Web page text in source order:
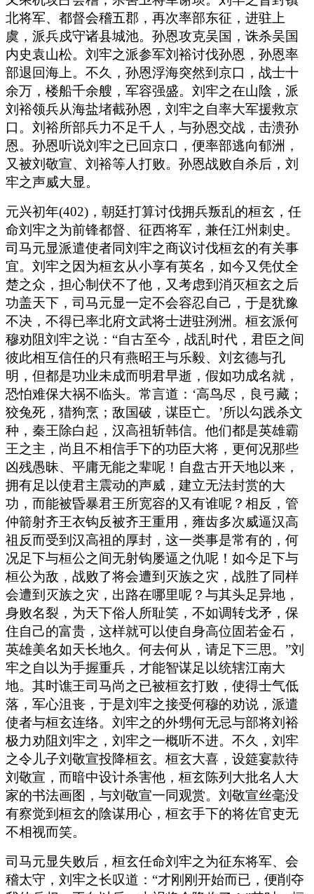
北将军、都督会稽五郡，再次率部东征，进驻上
虞，派兵戍守诸县城池。孙恩攻克吴国，诛杀吴国
内史袁山松。刘牢之派参军刘裕讨伐孙恩，孙恩率
部退回海上。不久，孙恩浮海突然到京口，战士十
余万，楼船千余艘，军容强盛。刘牢之在山陰，派
刘裕领兵从海盐堵截孙恩，刘牢之自率大军援救京
口。刘裕所部兵力不足千人，与孙恩交战，击溃孙
恩。孙恩听说刘牢之已回京口，便率部逃向郁洲，
又被刘敬宣、刘裕等人打败。孙恩战败自杀后，刘
牢之声威大显。
元兴初年(402)，朝廷打算讨伐拥兵叛乱的桓玄，任
命刘牢之为前锋都督、征西将军，兼任江州刺史。
司马元显派遣使者同刘牢之商议讨伐桓玄的有关事
宜。刘牢之因为桓玄从小享有英名，如今又凭仗全
楚之众，担心制伏不了他，又考虑到消灭桓玄之后
功盖天下，司马元显一定不会容忍自己，于是犹豫
不决，不得已率北府文武将士进驻洌洲。桓玄派何
穆劝阻刘牢之说：“自古至今，战乱时代，君臣之间
彼此相互信任的只有燕昭王与乐毅、刘玄德与孔
明，但都是功业未成而明君早逝，假如功成名就，
恐怕难保大祸不临头。常言道：‘高鸟尽，良弓藏；
狡兔死，猎狗烹；敌国破，谋臣亡。’所以勾践杀文
种，秦王除白起，汉高祖斩韩信。他们都是英雄霸
王之主，尚且不相信手下的功臣大将，更何况那些
凶残愚昧、平庸无能之辈呢！自盘古开天地以来，
拥有足以使君主震动的声威，建立无法封赏的大
功，而能被昏暴君王所宽容的又有谁呢？相反，管
仲箭射齐王衣钩反被齐王重用，雍齿多次威逼汉高
祖反而受到汉高祖的厚封，这一类事是常有的，何
况足下与桓公之间无射钩屡逼之仇呢！如今足下与
桓公为敌，战败了将会遭到灭族之灾，战胜了同样
会遭到灭族之灾，出路在哪里呢？与其头足异地，
身败名裂，为天下俗人所耻笑，不如调转戈矛，保
住自己的富贵，这样就可以使自身高位固若金石，
英雄美名如天长地久。何去何从，请足下三思。”刘
牢之自以为手握重兵，才能智谋足以统辖江南大
地。其时谯王司马尚之已被桓玄打败，使得士气低
落，军心沮丧，于是刘牢之接受何穆的劝说，派遣
使者与桓玄连络。刘牢之的外甥何无忌与部将刘裕
极力劝阻刘牢之，刘牢之一概听不进。不久，刘牢
之令儿子刘敬宣投降桓玄。桓玄大喜，设筵宴款待
刘敬宣，而暗中设计杀害他，桓玄陈列大批名人大
家的书法画图，与刘敬宣一同观赏。刘敬宣丝毫没
有察觉到桓玄的陰谋用心，桓玄手下的将佐官吏无
不相视而笑。
司马元显失败后，桓玄任命刘牢之为征东将军、会
稽太守，刘牢之长叹道：“才刚刚开始而已，便削夺